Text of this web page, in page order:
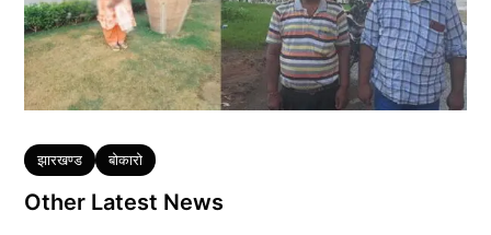
Tags
झारखण्ड बोकारो
Other Latest News